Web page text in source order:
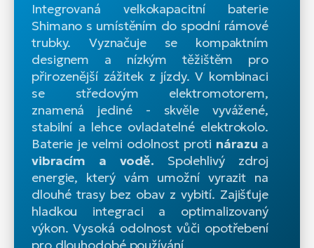
Integrovaná velkokapacitní baterie
Shimano s umístěním do spodní rámové
trubky. Vyznačuje se kompaktním
designem a nízkým těžištěm pro
přirozenější zážitek z jízdy. V kombinaci
se středovým elektromotorem,
znamená jediné - skvěle vyvážené,
stabilní a lehce ovladatelné elektrokolo.
Baterie je velmi odolnost proti nárazu a
vibracím a vodě. Spolehlivý zdroj
energie, který vám umožní vyrazit na
dlouhé trasy bez obav z vybití. Zajišťuje
hladkou integraci a optimalizovaný
výkon. Vysoká odolnost vůči opotřebení